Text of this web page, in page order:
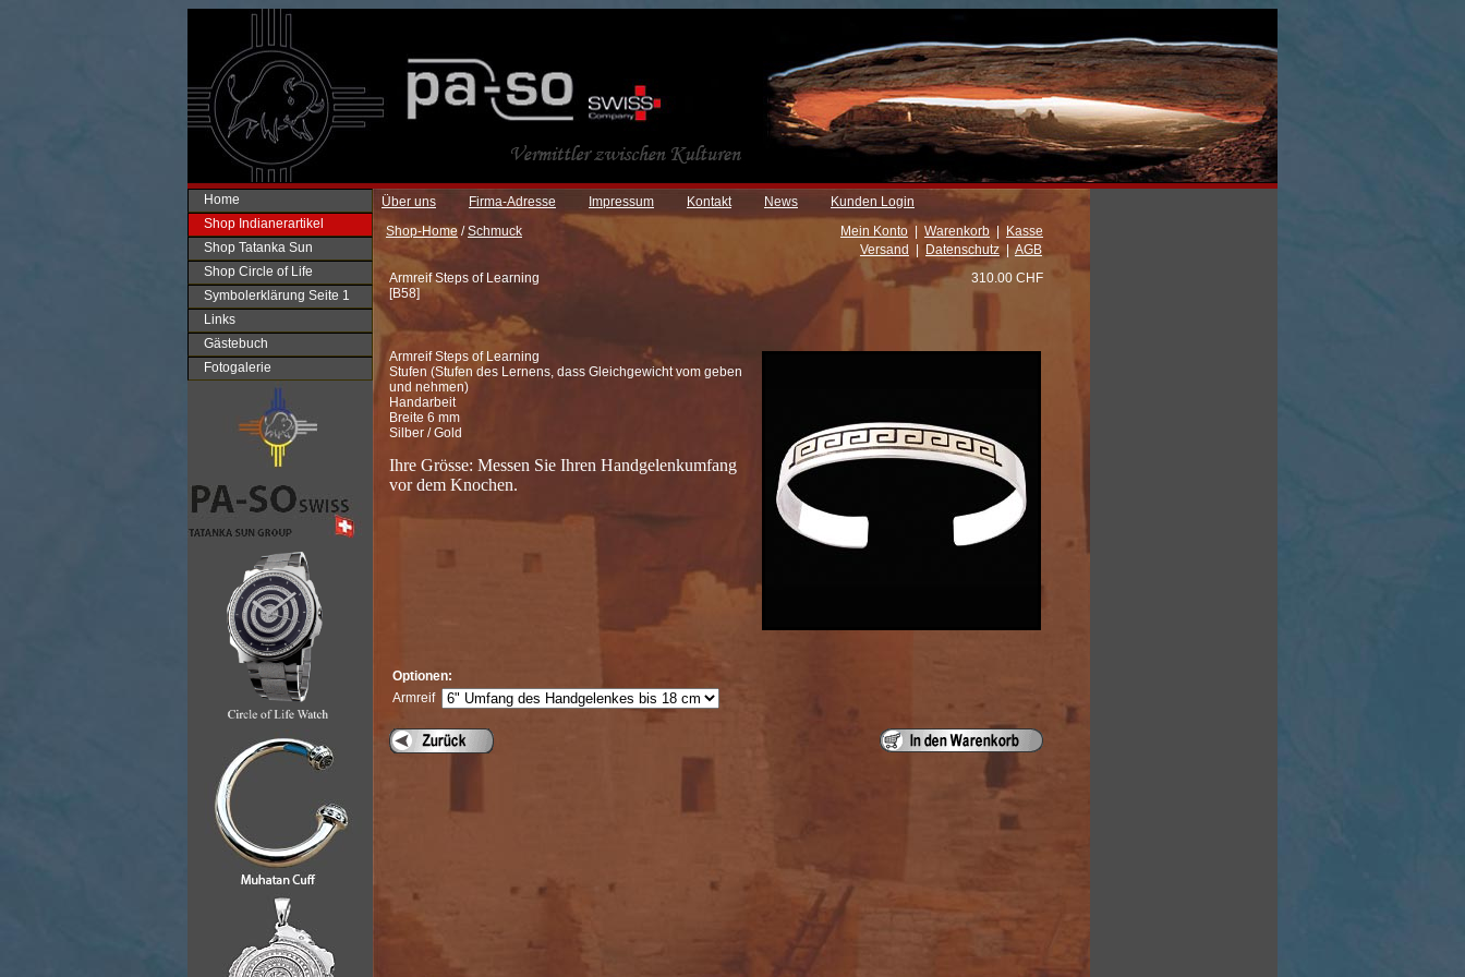
Home
Shop Indianerartikel
Shop Tatanka Sun
Shop Circle of Life
Symbolerklärung Seite 1
Links
Gästebuch
Fotogalerie
Über uns Firma-Adresse Impressum Kontakt News
Kunden Login
Shop-Home /Schmuck Mein Konto Warenkorb|
Kasse
Versand
Datenschutz|AGB
Armreif Steps of Learning
[B58]
310.00 CHF
Armreif Steps of Learning
Stufen (Stufen des Lernens, dass Gleichgewicht vom geben
und nehmen)
Handarbeit
Breite 6 mm
Silber / Gold
Ihre Grösse: Messen Sie Ihren Handgelenkumfang
vor dem Knochen.
Optionen:
Armreif